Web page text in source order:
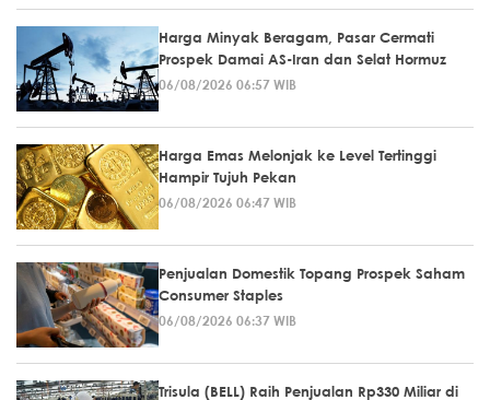
Harga Minyak Beragam, Pasar Cermati
Prospek Damai AS-Iran dan Selat Hormuz
06/08/2026 06:57 WIB
Harga Emas Melonjak ke Level Tertinggi
Hampir Tujuh Pekan
06/08/2026 06:47 WIB
Penjualan Domestik Topang Prospek Saham
Consumer Staples
06/08/2026 06:37 WIB
Trisula (BELL) Raih Penjualan Rp330 Miliar di